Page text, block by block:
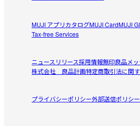
MUJI アプリカタログMUJI CardMUJI
Tax-free Services
ニュースリリース採用情報無印良品メ
株式会社 良品計画特定商取引法に関
プライバシーポリシー外部送信ポリシー